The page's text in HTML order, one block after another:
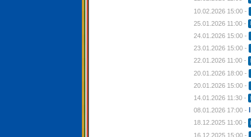
10.02.2026 15:00 -
25.01.2026 11:00 -
24.01.2026 15:00 -
23.01.2026 15:00 -
22.01.2026 11:00 -
20.01.2026 18:00 -
20.01.2026 15:00 -
14.01.2026 11:30 -
08.01.2026 17:00 -
18.12.2025 11:00 -
16.12.2025 15:00 -